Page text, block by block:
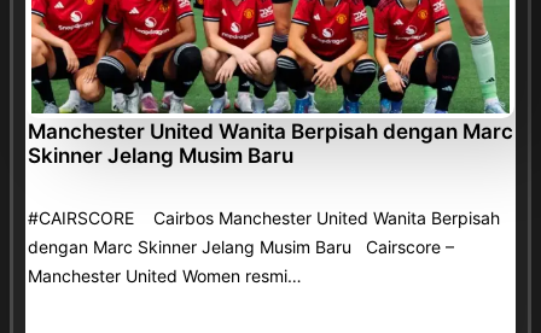
Manchester United Wanita Berpisah dengan Marc
Skinner Jelang Musim Baru
#CAIRSCORE Cairbos Manchester United Wanita Berpisah
dengan Marc Skinner Jelang Musim Baru Cairscore –
Manchester United Women resmi…